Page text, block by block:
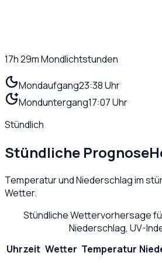
17h 29mMondlichtstunden
Mondaufgang23:38 Uhr
Monduntergang17:07 Uhr
Stündlich
Stündliche Prognose
Temperatur und Niederschlag im
Wetter.
Stündliche Wettervorhersage
Niederschlag, UV-
Uhrzeit Wetter Temperatur